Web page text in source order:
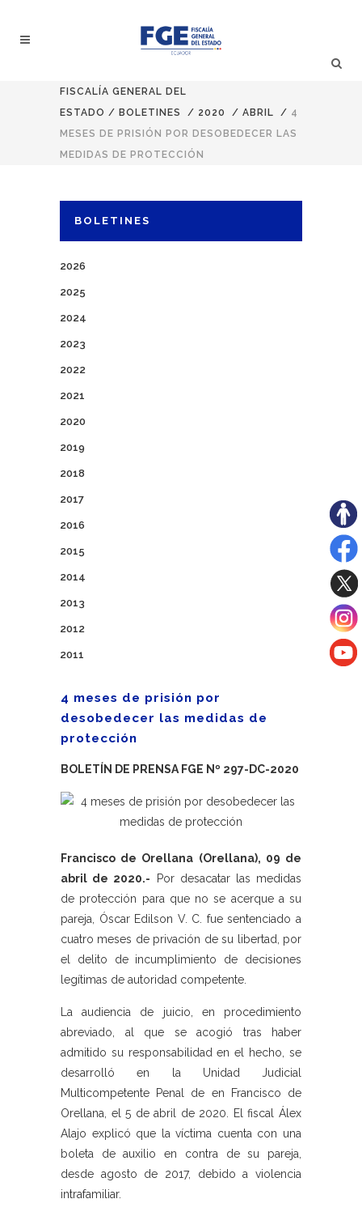
FISCALÍA GENERAL DEL
ESTADO / BOLETINES / 2020 / ABRIL / 4
MESES DE PRISIÓN POR DESOBEDECER LAS
MEDIDAS DE PROTECCIÓN
BOLETINES
2026
2025
2024
2023
2022
2021
2020
2019
2018
2017
2016
2015
2014
2013
2012
2011
4 meses de prisión por
desobedecer las medidas de
protección
BOLETÍN DE PRENSA FGE Nº 297-DC-2020
Francisco de Orellana (Orellana), 09 de
abril de 2020.- Por desacatar las medidas
de protección para que no se acerque a su
pareja, Óscar Edilson V. C. fue sentenciado a
cuatro meses de privación de su libertad, por
el delito de incumplimiento de decisiones
legítimas de autoridad competente.
La audiencia de juicio, en procedimiento
abreviado, al que se acogió tras haber
admitido su responsabilidad en el hecho, se
desarrolló en la Unidad Judicial
Multicompetente Penal de en Francisco de
Orellana, el 5 de abril de 2020. El fiscal Álex
Alajo explicó que la víctima cuenta con una
boleta de auxilio en contra de su pareja,
desde agosto de 2017, debido a violencia
intrafamiliar.